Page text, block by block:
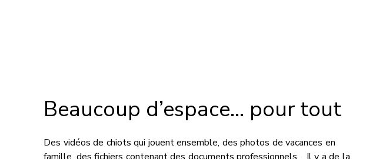
Beaucoup d’espace... pour tout
Des vidéos de chiots qui jouent ensemble, des photos de vacances en